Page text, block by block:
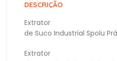
DESCRIÇÃO
Extrator
de Suco Industrial Spolu
Extrator